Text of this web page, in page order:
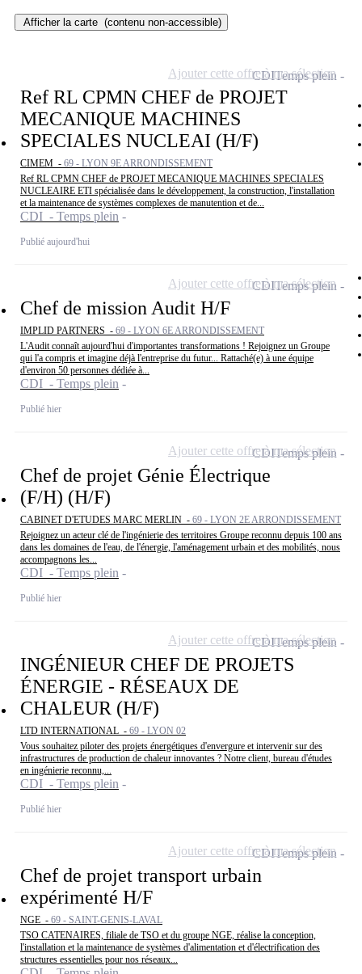
Afficher la carte (contenu non-accessible)
Ref RL CPMN CHEF de PROJET
MECANIQUE MACHINES
SPECIALES NUCLEAI (H/F)
CIMEM - 69 - LYON 9E ARRONDISSEMENT
Ref RL CPMN CHEF de PROJET MECANIQUE MACHINES SPECIALES
NUCLEAIRE ETI spécialisée dans le développement, la construction, l'installation
et la maintenance de systèmes complexes de manutention et de...
CDI - Temps plein
Publié aujourd'hui
CDITemps plein
Ajouter cette offre à ma sélection
Chef de mission Audit H/F
IMPLID PARTNERS - 69 - LYON 6E ARRONDISSEMENT
L'Audit connaît aujourd'hui d'importantes transformations ! Rejoignez un Groupe
qui l'a compris et imagine déjà l'entreprise du futur... Rattaché(e) à une équipe
d'environ 50 personnes dédiée à...
CDI - Temps plein
Publié hier
CDITemps plein
Ajouter cette offre à ma sélection
Chef de projet Génie Électrique
(F/H) (H/F)
CABINET D'ETUDES MARC MERLIN - 69 - LYON 2E ARRONDISSEMENT
Rejoignez un acteur clé de l'ingénierie des territoires Groupe reconnu depuis 100 ans
dans les domaines de l'eau, de l'énergie, l'aménagement urbain et des mobilités, nous
accompagnons les...
CDI - Temps plein
Publié hier
CDITemps plein
Ajouter cette offre à ma sélection
INGÉNIEUR CHEF DE PROJETS
ÉNERGIE - RÉSEAUX DE
CHALEUR (H/F)
LTD INTERNATIONAL - 69 - LYON 02
Vous souhaitez piloter des projets énergétiques d'envergure et intervenir sur des
infrastructures de production de chaleur innovantes ? Notre client, bureau d'études
en ingénierie reconnu,...
CDI - Temps plein
Publié hier
CDITemps plein
Ajouter cette offre à ma sélection
Chef de projet transport urbain
expérimenté H/F
NGE - 69 - SAINT-GENIS-LAVAL
TSO CATENAIRES, filiale de TSO et du groupe NGE, réalise la conception,
l'installation et la maintenance de systèmes d'alimentation et d'électrification des
structures essentielles pour nos réseaux...
CDITemps plein
Ajouter cette offre à ma sélection